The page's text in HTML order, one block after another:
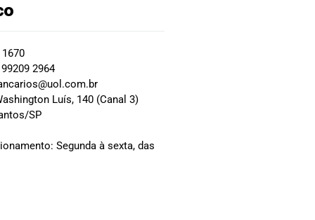
2964
Luís, 140 (Canal 3)
SP
Segunda à sexta, das